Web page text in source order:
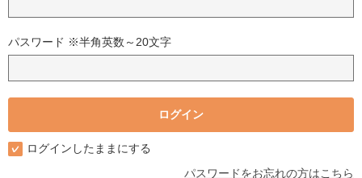
パスワード ※半角英数～20文字
ログインしたままにする
パスワードをお忘れの方はこちら